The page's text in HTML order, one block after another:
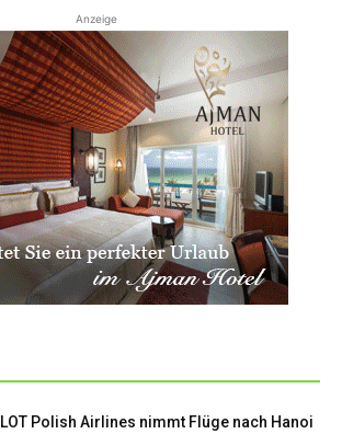
Anzeige
LOT Polish Airlines nimmt Flüge nach Hanoi